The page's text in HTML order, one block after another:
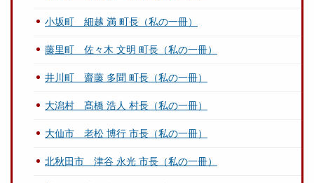
小坂町 細越 満 町長（私の一冊）
藤里町 佐々木 文明 町長（私の一冊）
井川町 齋藤 多聞 町長（私の一冊）
大潟村 髙橋 浩人 村長（私の一冊）
大仙市 老松 博行 市長（私の一冊）
北秋田市 津谷 永光 市長（私の一冊）